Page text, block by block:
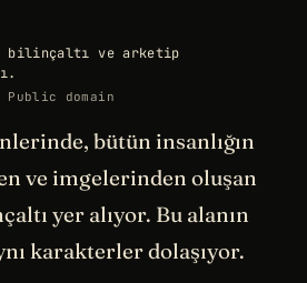
bilinçaltı ve arketip
Public domain
bütün insanlığın
ve imgelerinden oluşan
yer alıyor. Bu alanın
karakterler dolaşıyor.